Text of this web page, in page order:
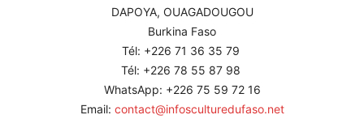
DAPOYA, OUAGADOUGOU
Burkina Faso
Tél: +226 71 36 35 79
Tél: +226 78 55 87 98
WhatsApp: +226 75 59 72 16
Email: contact@infosculturedufaso.net